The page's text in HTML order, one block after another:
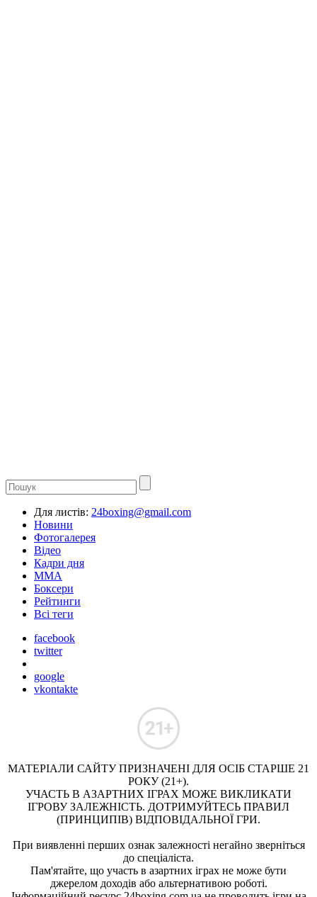
Для листів: 24boxing@gmail.com
Новини
Фотогалерея
Відео
Кадри дня
ММА
Боксери
Рейтинги
Всі теги
facebook
twitter
google
vkontakte
МАТЕРІАЛИ САЙТУ ПРИЗНАЧЕНІ ДЛЯ ОСІБ СТАРШЕ 21
РОКУ (21+).
УЧАСТЬ В АЗАРТНИХ ІГРАХ МОЖЕ ВИКЛИКАТИ
ІГРОВУ ЗАЛЕЖНІСТЬ. ДОТРИМУЙТЕСЬ ПРАВИЛ
(ПРИНЦИПІВ) ВІДПОВІДАЛЬНОЇ ГРИ.
При виявленні перших ознак залежності негайно зверніться
до спеціаліста.
Пам'ятайте, що участь в азартних іграх не може бути
джерелом доходів або альтернативою роботі.